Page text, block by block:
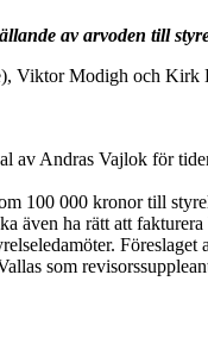
av arvoden till
Viktor Modigh och Kirk
Andras Vajlok för
100 000 kronor till
även ha rätt att
som